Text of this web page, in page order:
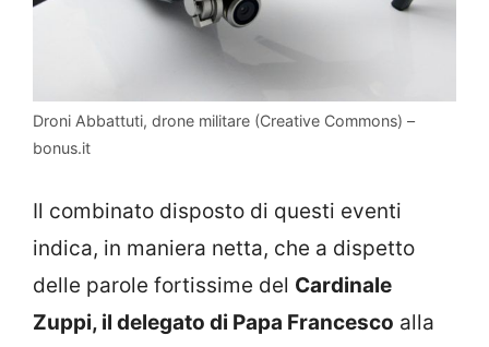
Droni Abbattuti, drone militare (Creative Commons) –
bonus.it
Il combinato disposto di questi eventi
indica, in maniera netta, che a dispetto
delle parole fortissime del Cardinale
Zuppi, il delegato di Papa Francesco alla